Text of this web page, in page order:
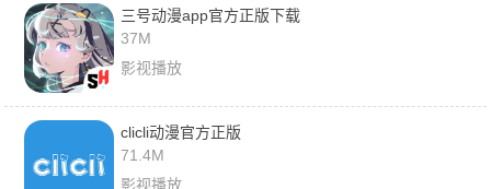
三号动漫app官方正版下载
37M
影视播放
clicli动漫官方正版
71.4M
影视播放